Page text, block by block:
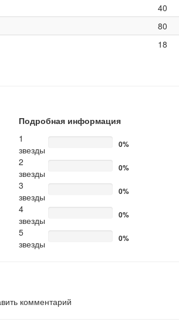
40
80
18
Подробная информация
1
звезды
0%
2
звезды
0%
3
звезды
0%
4
звезды
0%
5
звезды
0%
комментарий